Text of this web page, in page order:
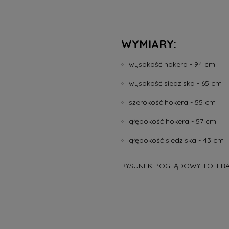
WYMIARY:
wysokość hokera - 94 cm
wysokość siedziska - 65 cm
szerokość hokera - 55 cm
głębokość hokera - 57 cm
głębokość siedziska - 43 cm
RYSUNEK POGLĄDOWY